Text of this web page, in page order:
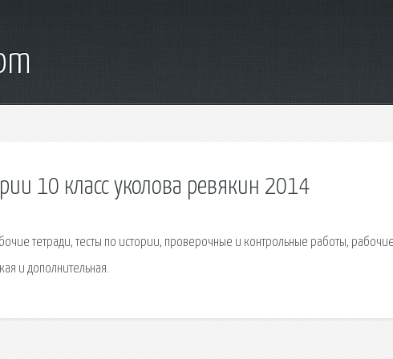
10 класс уколова ревякин 2014
тетради, тесты по истории, проверочные и контрольные работы,
и дополнительная.